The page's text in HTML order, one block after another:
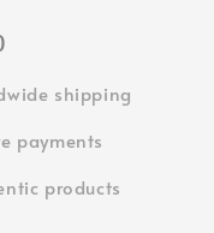
shipping
payments
products